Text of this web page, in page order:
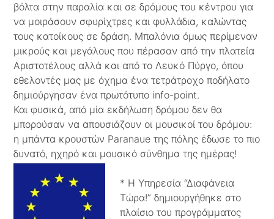
βόλτα στην παραλία και σε δρόμους του κέντρου για
να μοιράσουν σφυρίχτρες και φυλλάδια, καλώντας
τους κατοίκους σε δράση. Μπαλόνια όμως περίμεναν
μικρούς και μεγάλους που πέρασαν από την πλατεία
Αριστοτέλους αλλά και από το Λευκό Πύργο, όπου
εθελοντές μας με όχημα ένα τετράτροχο ποδήλατο
δημιούργησαν ένα πρωτότυπο info-point.
Και φυσικά, από μία εκδήλωση δρόμου δεν θα
μπορούσαν να απουσιάζουν οι μουσικοί του δρόμου:
η μπάντα κρουστών Paranaue της πόλης έδωσε το πιο
δυνατό, ηχηρό και μουσικό σύνθημα της ημέρας!
* Η Υπηρεσία “Διαφάνεια
Τώρα!” δημιουργήθηκε στο
πλαίσιο του προγράμματος